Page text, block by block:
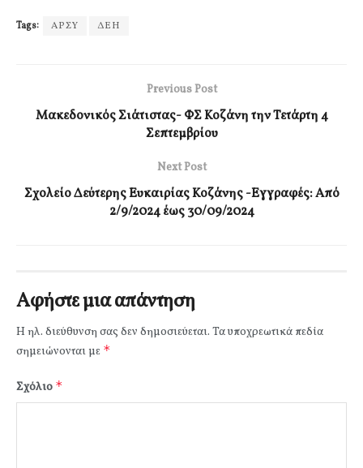
Tags: ΑΡΣΥ ΔΕΗ
Previous Post
Μακεδονικός Σιάτιστας- ΦΣ Κοζάνη την Τετάρτη 4
Σεπτεμβρίου
Next Post
Σχολείο Δεύτερης Ευκαιρίας Κοζάνης -Εγγραφές: Από
2/9/2024 έως 30/09/2024
Αφήστε μια απάντηση
Η ηλ. διεύθυνση σας δεν δημοσιεύεται. Τα υποχρεωτικά πεδία
σημειώνονται με *
Σχόλιο *